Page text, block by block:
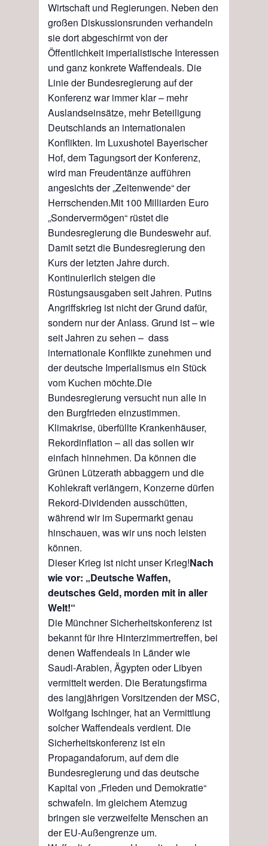
Wirtschaft und Regierungen. Neben den
großen Diskussionsrunden verhandeln
sie dort abgeschirmt von der
Öffentlichkeit imperialistische Interessen
und ganz konkrete Waffendeals. Die
Linie der Bundesregierung auf der
Konferenz war immer klar – mehr
Auslandseinsätze, mehr Beteiligung
Deutschlands an internationalen
Konflikten. Im Luxushotel Bayerischer
Hof, dem Tagungsort der Konferenz,
wird man Freudentänze aufführen
angesichts der „Zeitenwende“ der
Herrschenden.Mit 100 Milliarden Euro
„Sondervermögen“ rüstet die
Bundesregierung die Bundeswehr auf.
Damit setzt die Bundesregierung den
Kurs der letzten Jahre durch.
Kontinuierlich steigen die
Rüstungsausgaben seit Jahren. Putins
Angriffskrieg ist nicht der Grund dafür,
sondern nur der Anlass. Grund ist– wie
seit Jahren zu sehen – dass
internationale Konflikte zunehmen und
der deutsche Imperialismus ein Stück
vom Kuchen möchte.Die
Bundesregierung versucht nun alle in
den Burgfrieden einzustimmen.
Klimakrise, überfüllte Krankenhäuser,
Rekordinflation – all das sollen wir
einfach hinnehmen. Da können die
Grünen Lützerath abbaggern und die
Kohlekraft verlängern, Konzernedürfen
Rekord-Dividenden ausschütten,
während wir im Supermarkt genau
hinschauen, was wir uns noch leisten
können.
Dieser Krieg ist nicht unser Krieg!Nach
wie vor: „Deutsche Waffen,
deutsches Geld, morden mit in aller
Welt!“
Die Münchner Sicherheitskonferenz ist
bekannt für ihre Hinterzimmertreffen, bei
denen Waffendeals in Länder wie
Saudi-Arabien, Ägypten oder Libyen
vermittelt werden. Die Beratungsfirma
des langjährigen Vorsitzenden der MSC,
Wolfgang Ischinger, hat an Vermittlung
solcher Waffendeals verdient. Die
Sicherheitskonferenz ist ein
Propagandaforum, auf dem die
Bundesregierung und das deutsche
Kapital von „Frieden und Demokratie“
schwafeln. Im gleichem Atemzug
bringen sie verzweifelte Menschen an
der EU-Außengrenze um.